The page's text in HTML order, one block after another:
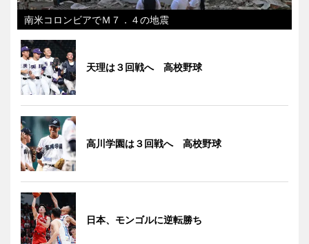
南米コロンビアでＭ７．４の地震
天理は３回戦へ 高校野球
高川学園は３回戦へ 高校野球
日本、モンゴルに逆転勝ち